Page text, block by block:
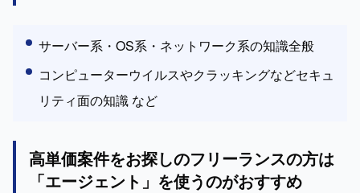
サーバー系・OS系・ネットワーク系の知識全般
コンピューターウイルスやクラッキングなどセキュ
リティ面の知識 など
高単価案件をお探しのフリーランスの方は
「エージェント」を使うのがおすすめ